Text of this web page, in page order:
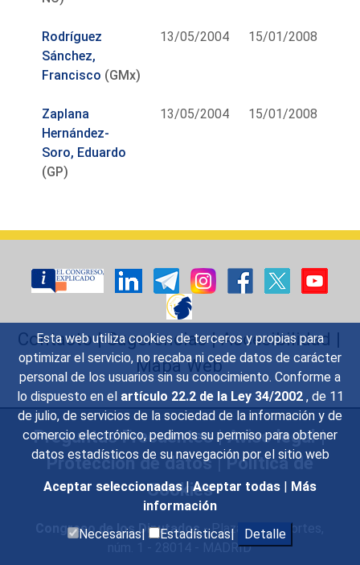
Esta web utiliza cookies de terceros y propias para
optimizar el servicio, no recaba ni cede datos de carácter
personal de los usuarios sin su conocimiento. Conforme a
lo dispuesto en el artículo 22.2 de la Ley 34/2002 , de 11
de julio, de servicios de la sociedad de la información y de
comercio electrónico, pedimos su permiso para obtener
datos estadísticos de su navegación por el sitio web
Aceptar seleccionadas | Aceptar todas | Más
información
Necesarias|
Estadísticas| Detalle
Rodríguez
Sánchez,
Francisco (GMx)
13/05/2004 15/01/2008
Zaplana
Hernández-
Soro, Eduardo
(GP)
13/05/2004 15/01/2008
Contacto|Sugerencias|Accesibilidad |
Mapa Web
Preguntas Frecuentes|Aviso legal|
Protección de datos|Política de
Cookies
Congreso de los Diputados- Plaza de las Cortes,
núm. 1 - 28014 - MADRID